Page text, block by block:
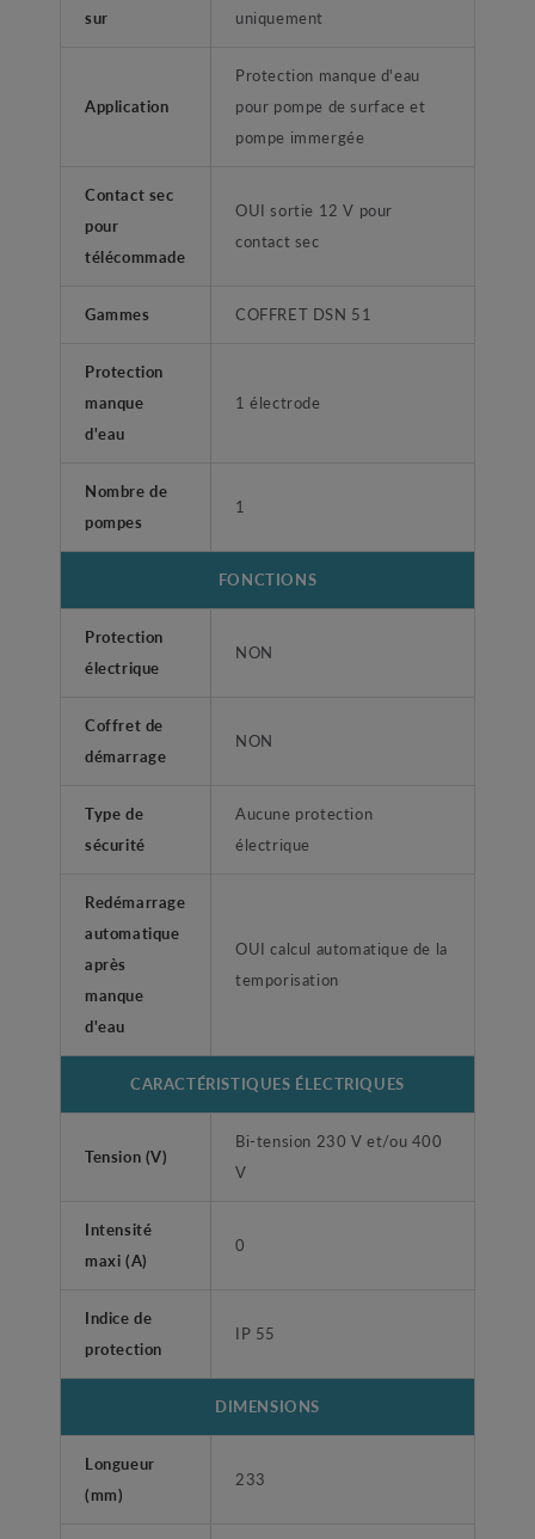
sur
uniquement
Application
Protection manque d'eau
pour pompe de surface et
pompe immergée
Contact sec
pour
télécommade
OUI sortie 12 V pour
contact sec
Gammes COFFRET DSN 51
Protection
manque
d'eau
1 électrode
Nombre de
pompes
1
FONCTIONS
Protection
électrique
NON
Coffret de
démarrage
NON
Type de
sécurité
Aucune protection
électrique
Redémarrage
automatique
après
manque
d'eau
OUI calcul automatique de la
temporisation
CARACTÉRISTIQUES ÉLECTRIQUES
Tension (V)
Bi-tension 230 V et/ou 400
V
Intensité
maxi (A)
0
Indice de
protection
IP 55
DIMENSIONS
Longueur
(mm)
233